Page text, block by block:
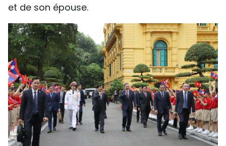
et de son épouse.